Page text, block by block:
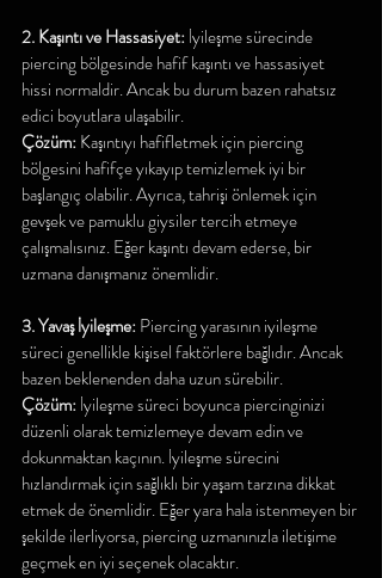
2. Kaşıntı ve Hassasiyet: İyileşme sürecinde
piercing bölgesinde hafif kaşıntı ve hassasiyet
hissi normaldir. Ancak bu durum bazen rahatsız
edici boyutlara ulaşabilir.
Çözüm: Kaşıntıyı hafifletmek için piercing
bölgesini hafifçe yıkayıp temizlemek iyi bir
başlangıç olabilir. Ayrıca, tahrişi önlemek için
gevşek ve pamuklu giysiler tercih etmeye
çalışmalısınız. Eğer kaşıntı devam ederse, bir
uzmana danışmanız önemlidir.
3. Yavaş İyileşme: Piercing yarasının iyileşme
süreci genellikle kişisel faktörlere bağlıdır. Ancak
bazen beklenenden daha uzun sürebilir.
Çözüm: İyileşme süreci boyunca piercinginizi
düzenli olarak temizlemeye devam edin ve
dokunmaktan kaçının. İyileşme sürecini
hızlandırmak için sağlıklı bir yaşam tarzına dikkat
etmek de önemlidir. Eğer yara hala istenmeyen bir
şekilde ilerliyorsa, piercing uzmanınızla iletişime
geçmek en iyi seçenek olacaktır.